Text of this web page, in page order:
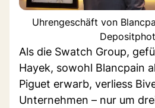
Uhrengeschäft von
Als die Swatch Group,
Hayek, sowohl Blancpain
Piguet erwarb, verliess
Unternehmen – nur um